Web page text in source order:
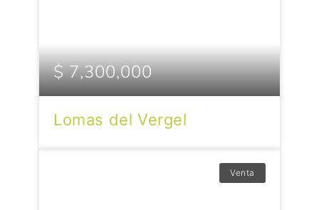
$ 7,300,000
Lomas del Vergel
Venta